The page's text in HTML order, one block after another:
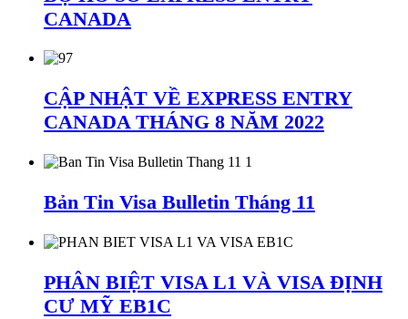
CANADA
CẬP NHẬT VỀ EXPRESS ENTRY
CANADA THÁNG 8 NĂM 2022
Bản Tin Visa Bulletin Tháng 11
PHÂN BIỆT VISA L1 VÀ VISA ĐỊNH
CƯ MỸ EB1C